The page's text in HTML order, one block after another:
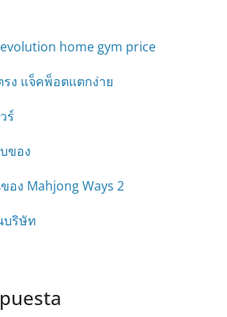
home gym price
รง แจ็คพ็อตแตกง่าย
ร์
ของ
อง Mahjong Ways 2
บริษัท